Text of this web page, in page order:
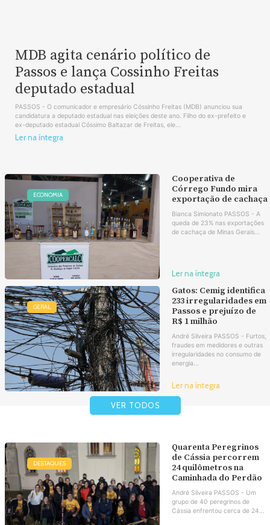
MDB agita cenário político de
Passos e lança Cossinho Freitas
deputado estadual
PASSOS - O comunicador e empresário Cóssinho Freitas (MDB) anunciou sua
candidatura a deputado estadual nas eleições deste ano. Filho do ex-prefeito e
ex-deputado estadual Cóssimo Baltazar de Freitas, ele...
Ler na íntegra
ECONOMIA
Cooperativa de
Córrego Fundo mira
exportação de cachaça
Bianca Simionato PASSOS - A
queda de 23% nas exportações
de cachaça de Minas Gerais...
Ler na íntegra
GERAL
Gatos: Cemig identifica
233 irregularidades em
Passos e prejuízo de
R$ 1 milhão
André Silveira PASSOS - Furtos,
fraudes em medidores e outras
irregularidades no consumo de
energia...
Ler na íntegra
VER TODOS
DESTAQUES
Quarenta Peregrinos
de Cássia percorrem
24 quilômetros na
Caminhada do Perdão
André Silveira PASSOS - Um
grupo de 40 peregrinos de
Cássia enfrentou cerca de 24...